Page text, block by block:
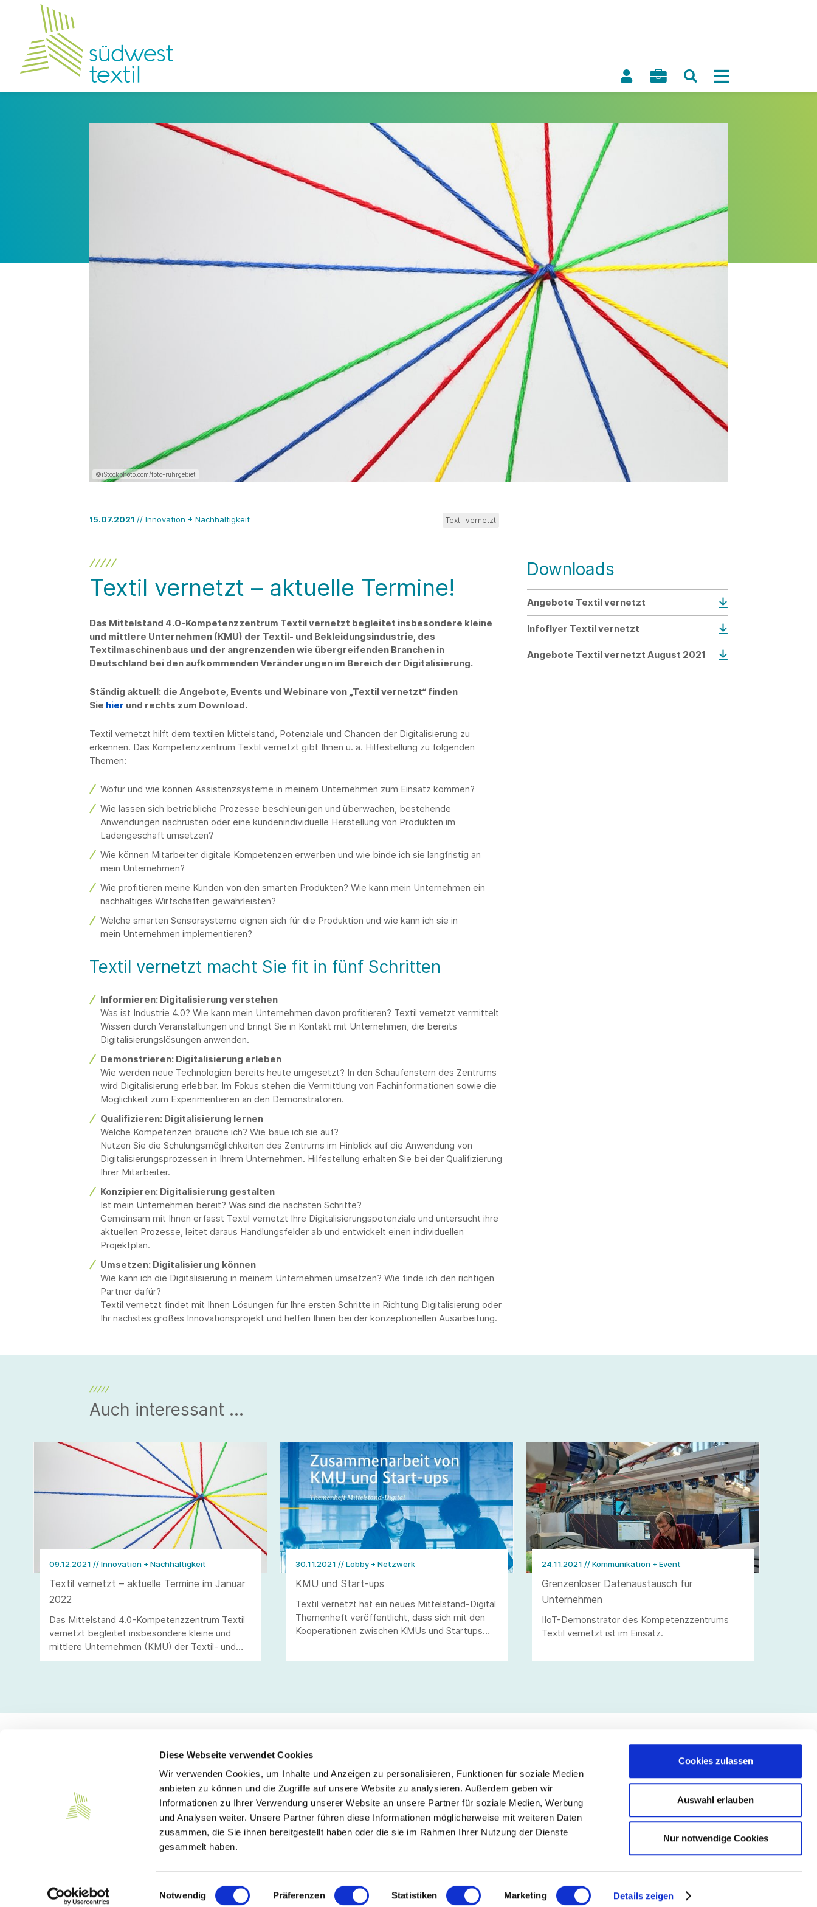
Diese Webseite verwendet Cookies
Wir verwenden Cookies, um Inhalte und Anzeigen zu personalisieren, Funktionen für soziale Medien
anbieten zu können und die Zugriffe auf unsere Website zu analysieren. Außerdem geben wir
Informationen zu Ihrer Verwendung unserer Website an unsere Partner für soziale Medien, Werbung
und Analysen weiter. Unsere Partner führen diese Informationen möglicherweise mit weiteren Daten
zusammen, die Sie ihnen bereitgestellt haben oder die sie im Rahmen Ihrer Nutzung der Dienste
gesammelt haben.
Einwilligungsauswahl
Notwendig Präferenzen Statistiken Marketing Details zeigen
Cookies zulassen
Auswahl erlauben
Nur notwendige Cookies
©iStockphoto.com/foto-ruhrgebiet
15.07.2021 // Innovation + Nachhaltigkeit Textil vernetzt
Textil vernetzt – aktuelle Termine!
Das Mittelstand 4.0-Kompetenzzentrum Textil vernetzt begleitet insbesondere kleine
und mittlere Unternehmen (KMU) der Textil- und Bekleidungsindustrie, des
Textilmaschinenbaus und der angrenzenden wie übergreifenden Branchen in
Deutschland bei den aufkommenden Veränderungen im Bereich der Digitalisierung.
Ständig aktuell: die Angebote, Events und Webinare von „Textil vernetzt“ finden
Sie hier und rechts zum Download.
Textil vernetzt hilft dem textilen Mittelstand, Potenziale und Chancen der Digitalisierung zu
erkennen. Das Kompetenzzentrum Textil vernetzt gibt Ihnen u. a. Hilfestellung zu folgenden
Themen:
Wofür und wie können Assistenzsysteme in meinem Unternehmen zum Einsatz kommen?
Wie lassen sich betriebliche Prozesse beschleunigen und überwachen, bestehende
Anwendungen nachrüsten oder eine kundenindividuelle Herstellung von Produkten im
Ladengeschäft umsetzen?
Wie können Mitarbeiter digitale Kompetenzen erwerben und wie binde ich sie langfristig an
mein Unternehmen?
Wie profitieren meine Kunden von den smarten Produkten? Wie kann mein Unternehmen ein
nachhaltiges Wirtschaften gewährleisten?
Welche smarten Sensorsysteme eignen sich für die Produktion und wie kann ich sie in
mein Unternehmen implementieren?
Textil vernetzt macht Sie fit in fünf Schritten
Informieren: Digitalisierung verstehen
Was ist Industrie 4.0? Wie kann mein Unternehmen davon profitieren? Textil vernetzt vermittelt
Wissen durch Veranstaltungen und bringt Sie in Kontakt mit Unternehmen, die bereits
Digitalisierungslösungen anwenden.
Demonstrieren: Digitalisierung erleben
Wie werden neue Technologien bereits heute umgesetzt? In den Schaufenstern des Zentrums
wird Digitalisierung erlebbar. Im Fokus stehen die Vermittlung von Fachinformationen sowie die
Möglichkeit zum Experimentieren an den Demonstratoren.
Qualifizieren: Digitalisierung lernen
Welche Kompetenzen brauche ich? Wie baue ich sie auf?
Nutzen Sie die Schulungsmöglichkeiten des Zentrums im Hinblick auf die Anwendung von
Digitalisierungsprozessen in Ihrem Unternehmen. Hilfestellung erhalten Sie bei der Qualifizierung
Ihrer Mitarbeiter.
Konzipieren: Digitalisierung gestalten
Ist mein Unternehmen bereit? Was sind die nächsten Schritte?
Gemeinsam mit Ihnen erfasst Textil vernetzt Ihre Digitalisierungspotenziale und untersucht ihre
aktuellen Prozesse, leitet daraus Handlungsfelder ab und entwickelt einen individuellen
Projektplan.
Umsetzen: Digitalisierung können
Wie kann ich die Digitalisierung in meinem Unternehmen umsetzen? Wie finde ich den richtigen
Partner dafür?
Textil vernetzt findet mit Ihnen Lösungen für Ihre ersten Schritte in Richtung Digitalisierung oder
Ihr nächstes großes Innovationsprojekt und helfen Ihnen bei der konzeptionellen Ausarbeitung.
Downloads
Angebote Textil vernetzt
Infoflyer Textil vernetzt
Angebote Textil vernetzt August 2021
Auch interessant ...
09.12.2021 // Innovation + Nachhaltigkeit
Textil vernetzt – aktuelle Termine im Januar
2022
Das Mittelstand 4.0-Kompetenzzentrum Textil
vernetzt begleitet insbesondere kleine und
mittlere Unternehmen (KMU) der Textil- und
Bekleidungsindustrie, des Textilmaschinenbaus
Digitalisierung.
30.11.2021 // Lobby + Netzwerk
KMU und Start-ups
Textil vernetzt hat ein neues Mittelstand-Digital
Themenheft veröffentlicht, dass sich mit den
Kooperationen zwischen KMUs und Start­ups
24.11.2021 // Kommunikation + Event
Grenzenloser Datenaustausch für
Unternehmen
IIoT-Demonstrator des Kompetenzzentrums
Textil vernetzt ist im Einsatz.
Südwesttextil e. V.
Türlenstraße 6
info@suedwesttextil.de
Service
Impressum
Datenschutz
Mitglied werden
Folgen Sie uns